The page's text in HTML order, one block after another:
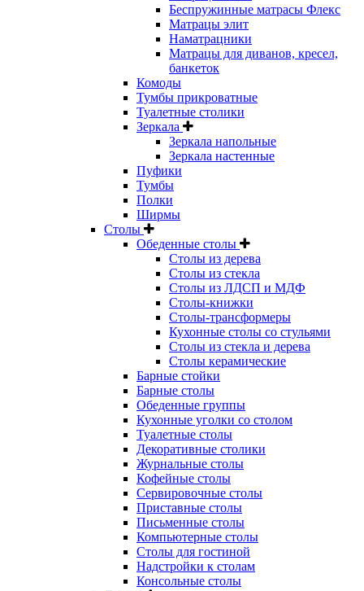
Беспружинные матрасы Флекс
Матрацы элит
Наматрацники
Матрацы для диванов, кресел,
банкеток
Комоды
Тумбы прикроватные
Туалетные столики
Зеркала
Зеркала напольные
Зеркала настенные
Пуфики
Тумбы
Полки
Ширмы
Столы
Обеденные столы
Столы из дерева
Столы из стекла
Столы из ЛДСП и МДФ
Столы-книжки
Столы-трансформеры
Кухонные столы со стульями
Столы из стекла и дерева
Столы керамические
Барные стойки
Барные столы
Обеденные группы
Кухонные уголки со столом
Туалетные столы
Декоративные столики
Журнальные столы
Кофейные столы
Сервировочные столы
Приставные столы
Письменные столы
Компьютерные столы
Столы для гостиной
Надстройки к столам
Консольные столы